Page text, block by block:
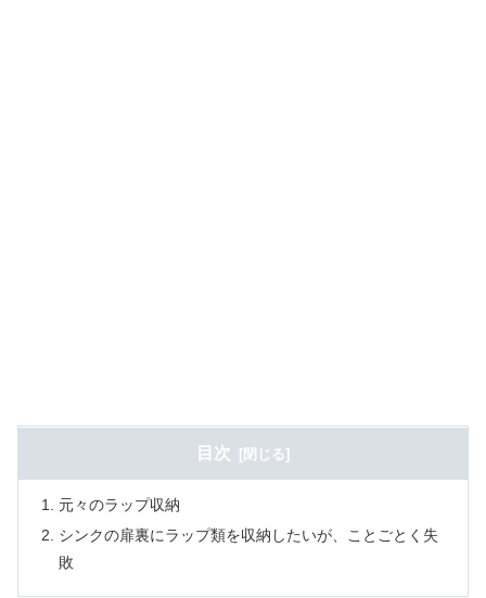
目次
元々のラップ収納
シンクの扉裏にラップ類を収納したいが、ことごとく失
敗